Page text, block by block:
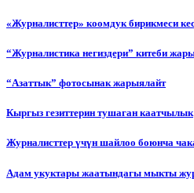
«Журналисттер» коомдук бирикмеси
“Журналистика негиздери” китеби
“Азаттык” фотосынак жарыялайт
Кыргыз гезиттерин тушаган каатчылык
Журналисттер үчүн шайлоо боюнча
Адам укуктары жаатындагы мыкты